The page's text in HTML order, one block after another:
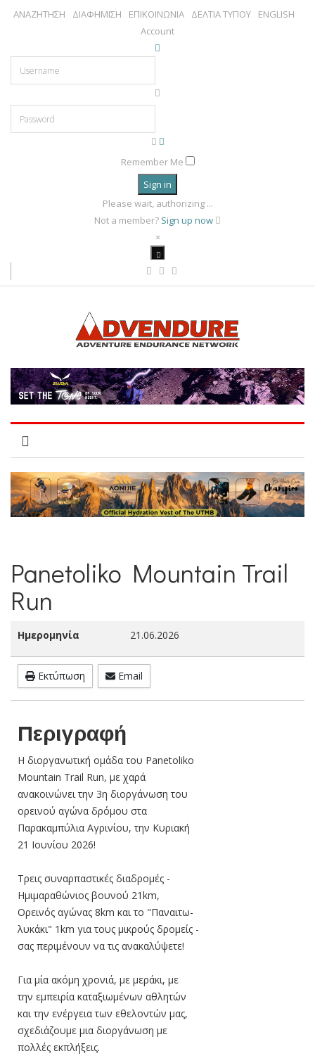
ΑΝΑΖΗΤΗΣΗ ΔΙΑΦΗΜΙΣΗ ΕΠΙΚΟΙΝΩΝΙΑ ΔΕΛΤΙΑ ΤΥΠΟΥ
ENGLISH
Account
Remember Me
Sign in
Please wait, authorizing ...
Not a member? Sign up now
×
Panetoliko Mountain Trail
Run
Ημερομηνία 21.06.2026
Εκτύπωση Email
Περιγραφή
Η διοργανωτική ομάδα του Panetoliko
Mountain Trail Run, με χαρά
ανακοινώνει την 3η διοργάνωση του
ορεινού αγώνα δρόμου στα
Παρακαμπύλια Αγρινίου, την Κυριακή
21 Ιουνίου 2026!
Τρεις συναρπαστικές διαδρομές -
Ημιμαραθώνιος βουνού 21km,
Ορεινός αγώνας 8km και το "Παναιτω-
λυκάκι" 1km για τους μικρούς δρομείς -
σας περιμένουν να τις ανακαλύψετε!
Για μία ακόμη χρονιά, με μεράκι, με
την εμπειρία καταξιωμένων αθλητών
και την ενέργεια των εθελοντών μας,
σχεδιάζουμε μια διοργάνωση με
πολλές εκπλήξεις.